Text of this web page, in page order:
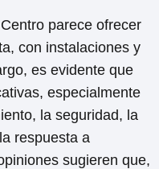
parece ofrecer
con instalaciones y
es evidente que
especialmente
la seguridad, la
respuesta a
sugieren que,